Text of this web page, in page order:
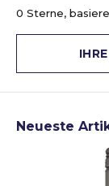
0 Sterne,
Neueste